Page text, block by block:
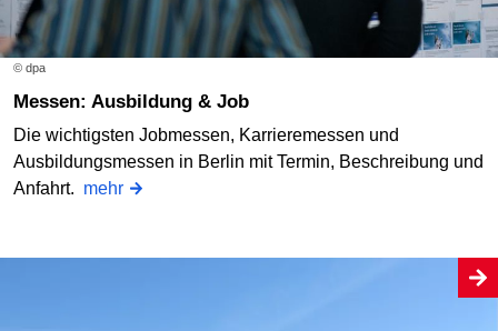
© dpa
Messen: Ausbildung & Job
Die wichtigsten Jobmessen, Karrieremessen und
Ausbildungsmessen in Berlin mit Termin, Beschreibung und
Anfahrt. mehr